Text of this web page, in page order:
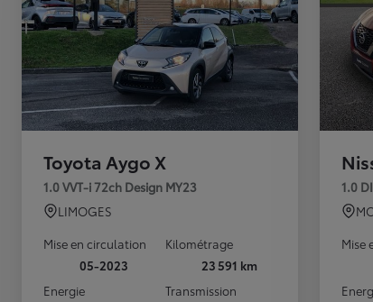
Toyota Aygo X
1.0 VVT-i 72ch Design MY23
LIMOGES
Mise en circulation
05-2023
Kilométrage
23 591 km
Energie
Transmission
1.0
Mise